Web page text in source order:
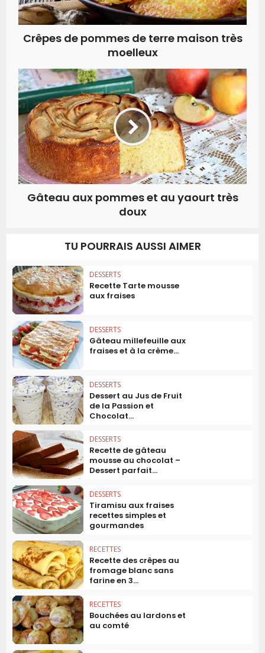
Crêpes de pommes de terre maison très
moelleux
Gâteau aux pommes et au yaourt très
doux
TU POURRAIS AUSSI AIMER
DESSERTS
Recette Tarte mousse
aux fraises
DESSERTS
Gâteau millefeuille aux
fraises et à la crème...
DESSERTS
Dessert au Jus de Fruit
de la Passion et
Chocolat...
DESSERTS
Recette de gâteau
mousse au chocolat –
Dessert parfait...
DESSERTS
Tiramisu aux fraises
recettes simples et
gourmandes
RECETTES
Recette des crêpes au
fromage blanc sans
farine en 3...
RECETTES
Bouchées au lardons et
au comté